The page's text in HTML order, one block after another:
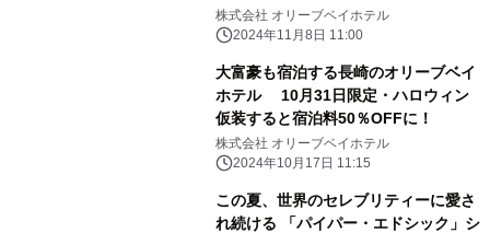
開始
株式会社 オリーブベイホテル
2024年11月8日 11:00
大富豪も宿泊する長崎のオリーブベイ
ホテル 10月31日限定・ハロウィン
仮装すると宿泊料50％OFFに！
株式会社 オリーブベイホテル
2024年10月17日 11:15
この夏、世界のセレブリティーに愛さ
れ続ける 「パイパー・エドシック」シ